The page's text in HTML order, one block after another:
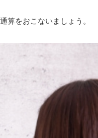
算をおこないましょう。